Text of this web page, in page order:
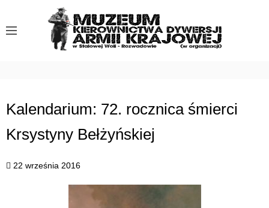
Kalendarium: 72. rocznica śmierci
Krsystyny Bełżyńskiej
22 września 2016